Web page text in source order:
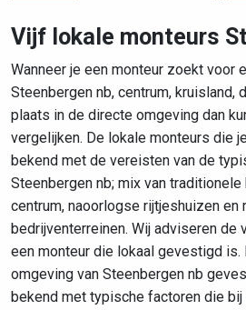
Vijf lokale monteurs
Wanneer je een monteur zoekt voor
Steenbergen nb, centrum, kruisland,
plaats in de directe omgeving dan
vergelijken. De lokale monteurs die
bekend met de vereisten van de
Steenbergen nb; mix van
centrum, naoorlogse rijtjeshuizen en
bedrijventerreinen. Wij adviseren de
een monteur die lokaal gevestigd is.
omgeving van Steenbergen nb
bekend met typische factoren die